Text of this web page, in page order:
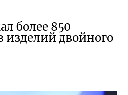
более 850
изделий двойного